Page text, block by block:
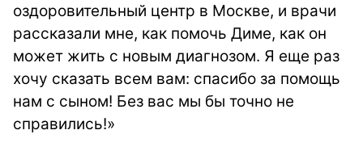
оздоровительный центр в Москве, и врачи
рассказали мне, как помочь Диме, как он
может жить с новым диагнозом. Я еще раз
хочу сказать всем вам: спасибо за помощь
нам с сыном! Без вас мы бы точно не
справились!»